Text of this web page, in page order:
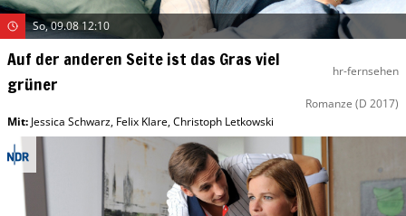
So, 09.08 12:10
Auf der anderen Seite ist das Gras viel
grüner
hr-fernsehen
Romanze (D 2017)
Mit: Jessica Schwarz, Felix Klare,Christoph Letkowski